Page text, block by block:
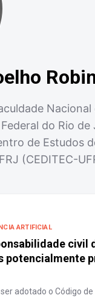
do Rio de
de Estudos
(CEDITEC-
ARTIFICIAL
civil
potencialmente
adotado o Código